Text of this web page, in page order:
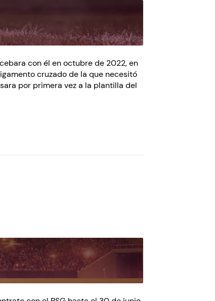
con él en octubre de 2022, en
cruzado de la que necesitó
por primera vez a la plantilla del